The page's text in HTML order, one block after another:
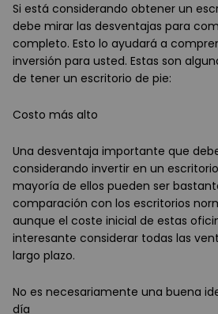
Si está considerando obtener un
debe mirar las desventajas para
completo. Esto lo ayudará a
inversión para usted. Estas son
de tener un escritorio de pie:
Costo más alto
Una desventaja importante que
considerando invertir en un
mayoría de ellos pueden ser
comparación con los escritorios
aunque el coste inicial de estas
interesante considerar todas las
largo plazo.
No es necesariamente una buena
día